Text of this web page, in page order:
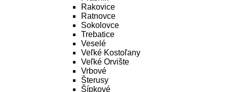
Rakovice
Ratnovce
Sokolovce
Trebatice
Veselé
Veľké Kostoľany
Veľké Orvište
Vrbové
Šterusy
Šípkové